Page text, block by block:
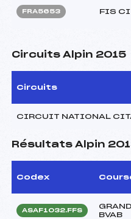
FRA5653 FIS
Circuits Alpin 2015
Circuits
CIRCUIT NATIONAL
Résultats Alpin
Codex
ASAF1032.FFS
BVAB